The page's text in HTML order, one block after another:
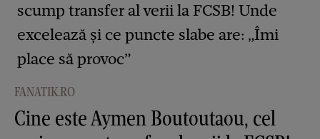
FANATIK.RO
Cine este Aymen Boutoutaou, cel